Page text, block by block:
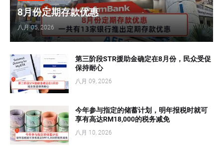
8月份定期存款优惠
八月 05, 2026
第三阶段STR援助金确定在8月份，民众受促
保持耐心
八月 09, 2026
今年参与指定的储蓄计划，明年报税时就可
享有高达RM18,000的税务减免
八月 10, 2026